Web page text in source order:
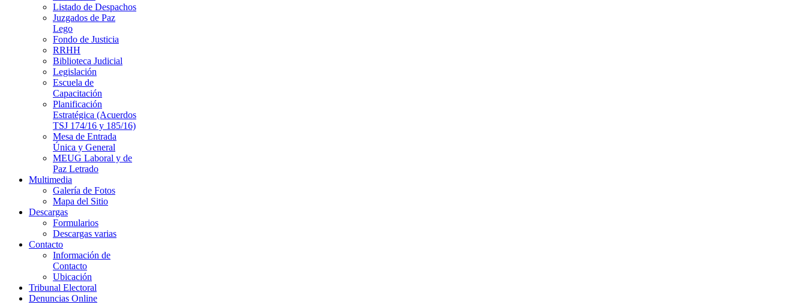
Listado de Despachos
Juzgados de Paz
Lego
Fondo de Justicia
RRHH
Biblioteca Judicial
Legislación
Escuela de
Capacitación
Planificación
Estratégica (Acuerdos
TSJ 174/16 y 185/16)
Mesa de Entrada
Única y General
MEUG Laboral y de
Paz Letrado
Multimedia
Galería de Fotos
Mapa del Sitio
Descargas
Formularios
Descargas varias
Contacto
Información de
Contacto
Ubicación
Tribunal Electoral
Denuncias Online